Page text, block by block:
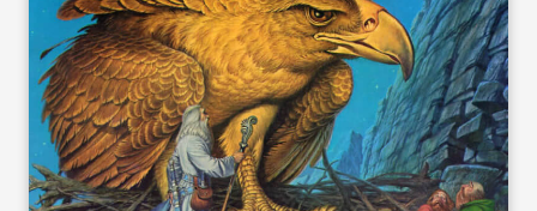
Файл 27
Файл 28